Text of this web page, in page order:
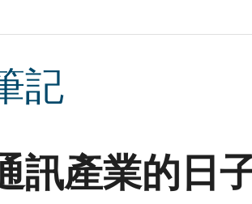
記
訊產業的日